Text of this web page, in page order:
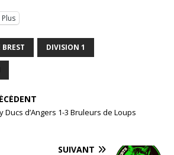
Plus
DIVISION 1
Ducs d’Angers 1-3 Bruleurs de Loups
SUIVANT